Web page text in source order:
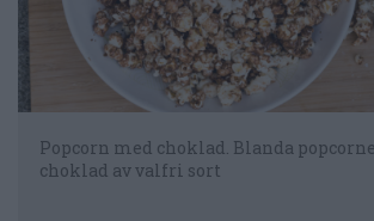
Popcorn med choklad. Blanda
choklad av valfri sort